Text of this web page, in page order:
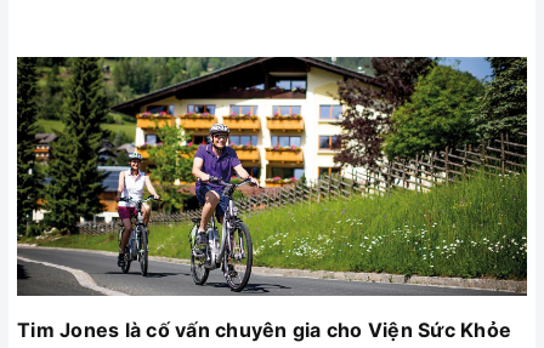
Tim Jones là cố vấn chuyên gia cho Viện Sức Khỏe